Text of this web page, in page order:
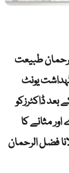
طبیعت
یونٹ
بعد ڈاکٹرزکو
مثانے کا
فضل الرحمان